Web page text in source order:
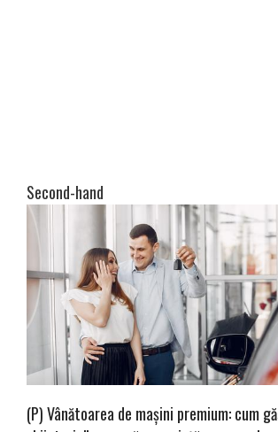
Second-hand
(P) Vânătoarea de mașini premium: cum